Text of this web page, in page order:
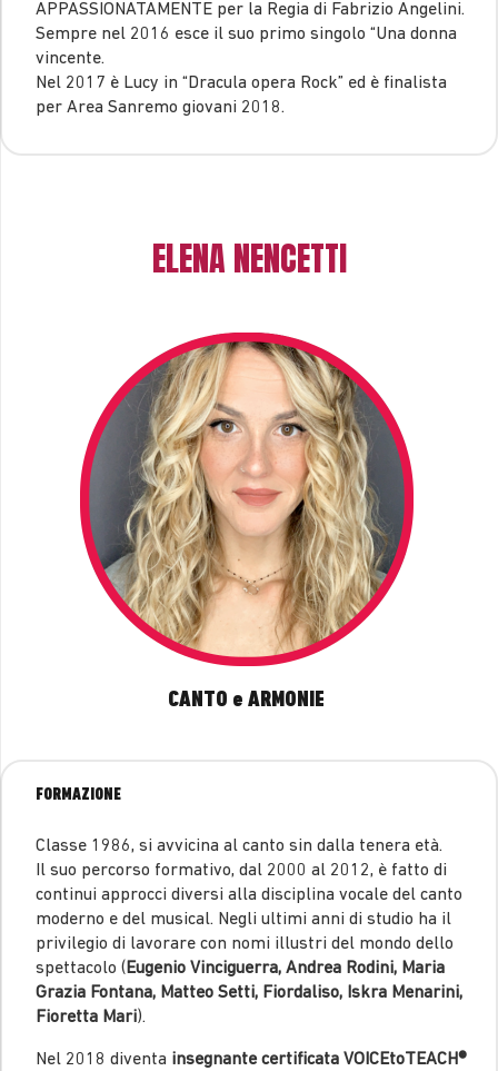
APPASSIONATAMENTE per la Regia di Fabrizio Angelini.
Sempre nel 2016 esce il suo primo singolo “Una donna
vincente.
Nel 2017 è Lucy in “Dracula opera Rock” ed è finalista
per Area Sanremo giovani 2018.
ELENA NENCETTI
CANTO e ARMONIE
FORMAZIONE
Classe 1986, si avvicina al canto sin dalla tenera età.
Il suo percorso formativo, dal 2000 al 2012, è fatto di
continui approcci diversi alla disciplina vocale del canto
moderno e del musical. Negli ultimi anni di studio ha il
privilegio di lavorare con nomi illustri del mondo dello
spettacolo (Eugenio Vinciguerra, Andrea Rodini, Maria
Grazia Fontana, Matteo Setti, Fiordaliso, Iskra Menarini,
Fioretta Mari).
Nel 2018 diventa insegnante certificata VOICEtoTEACH®